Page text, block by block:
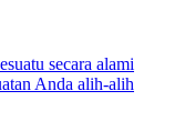
secara alami
Anda alih-alih